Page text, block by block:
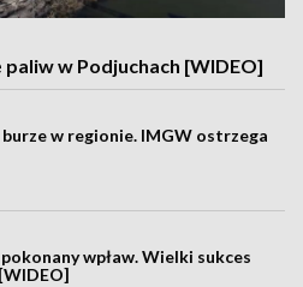
w Podjuchach [WIDEO]
burze w regionie. IMGW ostrzega
wpław. Wielki sukces